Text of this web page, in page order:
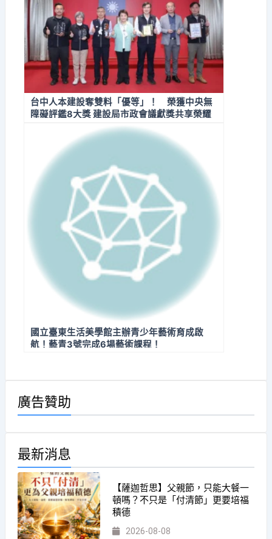
台中人本建設奪雙料「優等」！ 榮獲中央無
障礙評鑑8大獎 建設局市政會議獻獎共享榮耀
國立臺東生活美學館主辦青少年藝術育成啟
航！藝青3號完成6場藝術課程！
廣告贊助
最新消息
【薩迦哲思】父親節，只能大餐一
頓嗎？不只是「付清節」更要培福
積德
2026-08-08